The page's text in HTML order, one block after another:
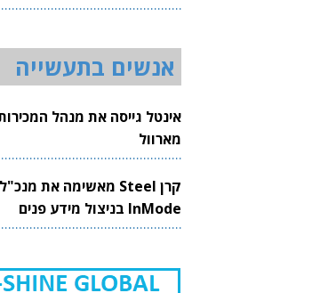
2026
אנשים בתעשייה
אינטל גייסה את מנהל
מארוול
קרן Steel מאשימה את מנכ"ל
InMode בניצול מידע פנים